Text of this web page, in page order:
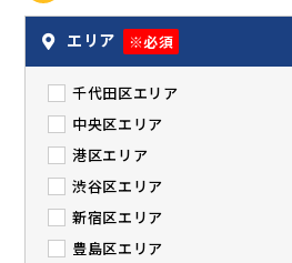
エリア ※必須
千代田区エリア
中央区エリア
港区エリア
渋谷区エリア
新宿区エリア
豊島区エリア